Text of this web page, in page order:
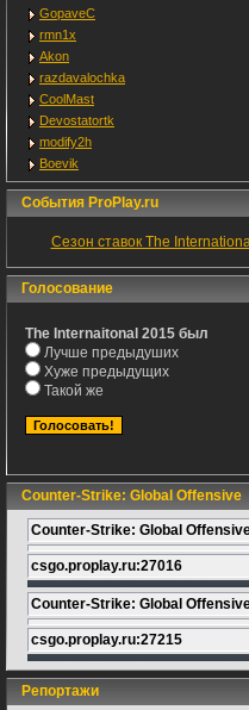
GopaveC
rmn1x
Akon
razdavalochka
CoolMast
Devostatortk
modify2h
Boevik
События ProPlay.ru
Сезон ставок The
Голосование
The Internaitonal 2015 был
Лучше предыдуших
Хуже предыдущих
Такой же
Counter-Strike: Global Offensive
Counter-Strike: Global
csgo.proplay.ru:27016
Counter-Strike: Global
csgo.proplay.ru:27215
Репортажи